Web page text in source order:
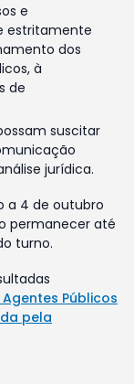
e
estritamente
dos
à
de
suscitar
jurídica.
a 4 de outubro
permanecer até
turno.
Públicos
pela